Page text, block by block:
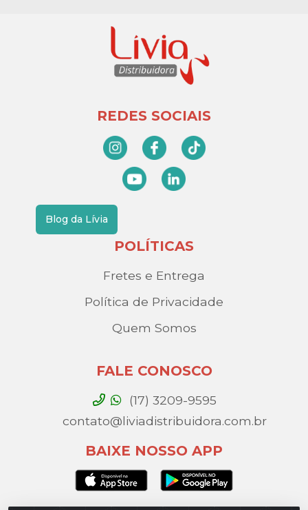
REDES SOCIAIS
Blog da Lívia
POLÍTICAS
Fretes e Entrega
Política de Privacidade
Quem Somos
FALE CONOSCO
(17) 3209-9595
contato@liviadistribuidora.com.br
BAIXE NOSSO APP